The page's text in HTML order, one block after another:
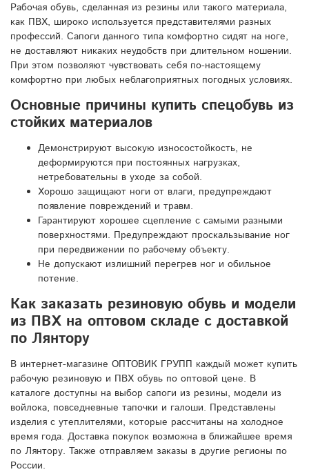
Рабочая обувь, сделанная из резины или такого материала,
как ПВХ, широко используется представителями разных
профессий. Сапоги данного типа комфортно сидят на ноге,
не доставляют никаких неудобств при длительном ношении.
При этом позволяют чувствовать себя по-настоящему
комфортно при любых неблагоприятных погодных условиях.
Основные причины купить спецобувь из
стойких материалов
Демонстрируют высокую износостойкость, не
деформируются при постоянных нагрузках,
нетребовательны в уходе за собой.
Хорошо защищают ноги от влаги, предупреждают
появление повреждений и травм.
Гарантируют хорошее сцепление с самыми разными
поверхностями. Предупреждают проскальзывание ног
при передвижении по рабочему объекту.
Не допускают излишний перегрев ног и обильное
потение.
Как заказать резиновую обувь и модели
из ПВХ на оптовом складе с доставкой
по Лянтору
В интернет-магазине ОПТОВИК ГРУПП каждый может купить
рабочую резиновую и ПВХ обувь по оптовой цене. В
каталоге доступны на выбор сапоги из резины, модели из
войлока, повседневные тапочки и галоши. Представлены
изделия с утеплителями, которые рассчитаны на холодное
время года. Доставка покупок возможна в ближайшее время
по Лянтору. Также отправляем заказы в другие регионы по
России.